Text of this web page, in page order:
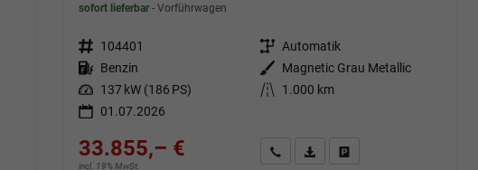
sofort lieferbar Vorführwagen
Fahrzeugnr. 104401 Getriebe Automatik
Kraftstoff Benzin Außenfarbe
Magnetic Grau Metallic
Leistung 137 kW (186 PS) Kilometerstand
1.000 km
01.07.2026
33.855,– €
incl. 19% MwSt.
Angebot anfordern
Fahrzeugexpose (PDF)
Fahrzeug parken